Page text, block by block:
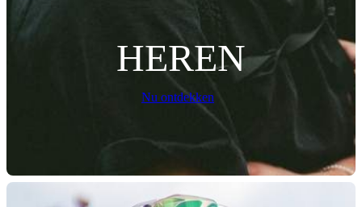
HEREN
Nu ontdekken